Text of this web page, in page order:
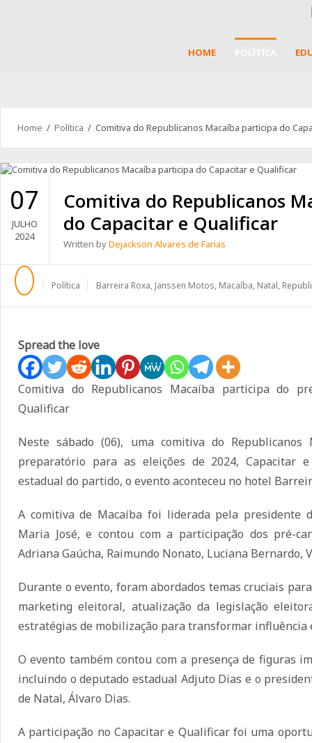
HOME
Home / Política / Comitiva do Republicanos Macaíba participa do
07
JULHO
2024
Comitiva do Republicanos
do Capacitar e Qualificar
Written byDejackson Alvares de Farias
Política Barreira Roxa, Janssen Motos, Macaíba, Natal,
Spread the love
Comitiva do Republicanos Macaíba participa do
Qualificar
Neste sábado (06), uma comitiva do
preparatório para as eleições de 2024, Capacitar
estadual do partido, o evento aconteceu no hotel
A comitiva de Macaíba foi liderada pela presidente
Maria José, e contou com a participação dos pré-
Adriana Gaúcha, Raimundo Nonato, Luciana Bernardo,
Durante o evento, foram abordados temas cruciais
marketing eleitoral, atualização da legislação
estratégias de mobilização para transformar influência
O evento também contou com a presença de figuras
incluindo o deputado estadual Adjuto Dias e o
de Natal, Álvaro Dias.
A participação no Capacitar e Qualificar foi uma